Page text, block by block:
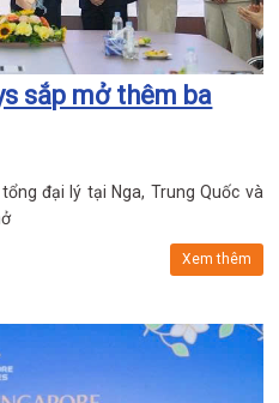
sắp mở thêm ba
đại lý tại Nga, Trung Quốc và
Xem thêm